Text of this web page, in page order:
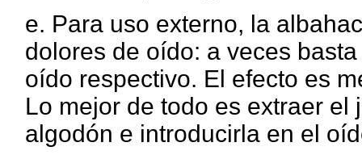
e. Para uso externo, la
dolores de oído: a veces
oído respectivo. El efecto es
Lo mejor de todo es extraer
algodón e introducirla en el